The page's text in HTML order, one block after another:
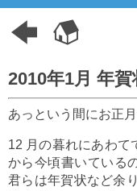
2010年1月 年
あっという間にお正月
12 月の暮れにあわて
から今頃書いている
君らは年賀状など余